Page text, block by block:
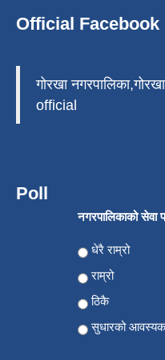
Official Facebook
गोरखा
official
Poll
नगरपालिकाको सेवा
Choices
धेरै राम्रो
राम्रो
ठिकै
सुधारको